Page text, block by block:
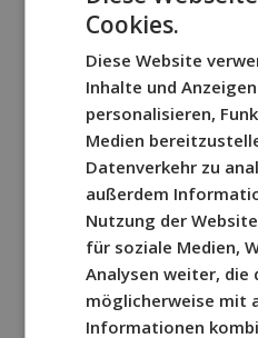
Intissar
Cookies.
Diese Website
Inhalte und
personalisieren,
Medien
Datenverkehr zu
außerdem
Nutzung der
für soziale Medien,
Analysen weiter, die
möglicherweise mit
Informationen